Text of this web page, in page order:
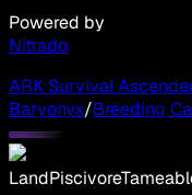
Powered by
Nitrado
ARK Survival
Baryonyx/Breeding
LandPiscivore